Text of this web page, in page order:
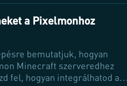
a Pixelmonhoz
bemutatjuk, hogyan
Minecraft szerveredhez
fel, hogyan integrálhatod a